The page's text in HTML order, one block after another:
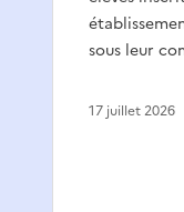
sous leur
17 juillet 2026